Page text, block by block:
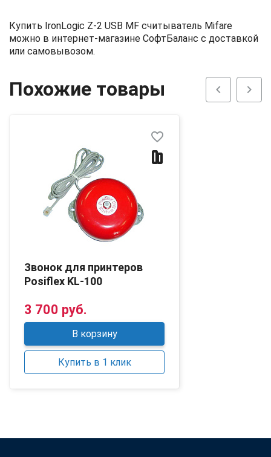
Купить IronLogic Z-2 USB MF считыватель Mifare
можно в интернет-магазине СофтБаланс с доставкой
или самовывозом.
Похожие товары chevron_left chevron_right
Звонок для принтеров
Posiflex KL-100
favorite_border
3 700 руб.
В корзину
Купить в 1 клик